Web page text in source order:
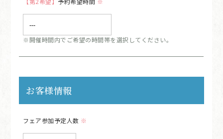
※開催時間内でご希望の時間帯を選択してください。
お客様情報
フェア参加予定人数 ※